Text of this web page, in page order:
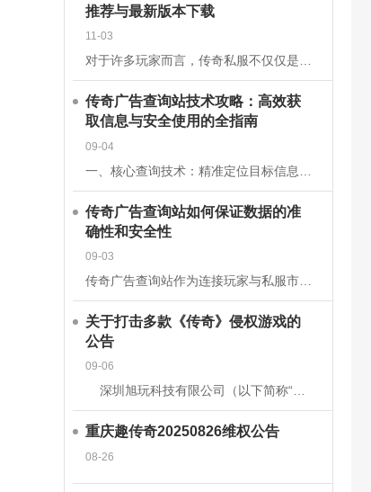
推荐与最新版本下载
11-03
对于许多玩家而言，传奇私服不仅仅是一款游戏，更是一段青春的回忆。它继承了经典《传奇》的核心玩法，保留了战士、法师、道士三大职业的经典设定，同时在画面、操作和系统上进行了优化升级，让老玩家找回曾经的激情
传奇广告查询站技术攻略：高效获
取信息与安全使用的全指南
09-04
传奇广告查询站如何保证数据的准
确性和安全性
09-03
关于打击多款《传奇》侵权游戏的
公告
09-06
深圳旭玩科技有限公司（以下简称“我司”）依据相关转授权文件获得原始著作权人韩国亚拓士软件有限公司针对《LegendofMirII》（中文名：《传奇》）网
重庆趣传奇20250826维权公告
08-26